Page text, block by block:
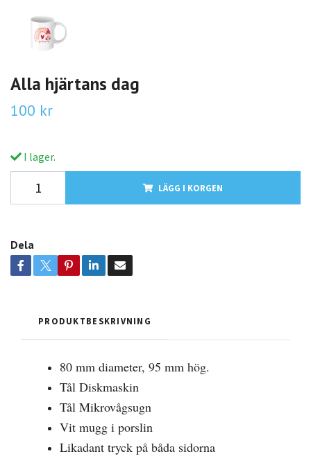
Alla hjärtans dag
100 kr
I lager.
LÄGG I KORGEN
Dela
PRODUKTBESKRIVNING
80 mm diameter, 95 mm hög.
Tål Diskmaskin
Tål Mikrovågsugn
Vit mugg i porslin
Likadant tryck på båda sidorna